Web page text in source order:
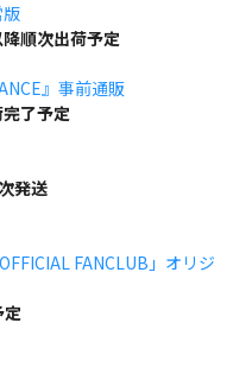
順次出荷予定
』事前通販
了予定
発送
FANCLUB」オリジ
定